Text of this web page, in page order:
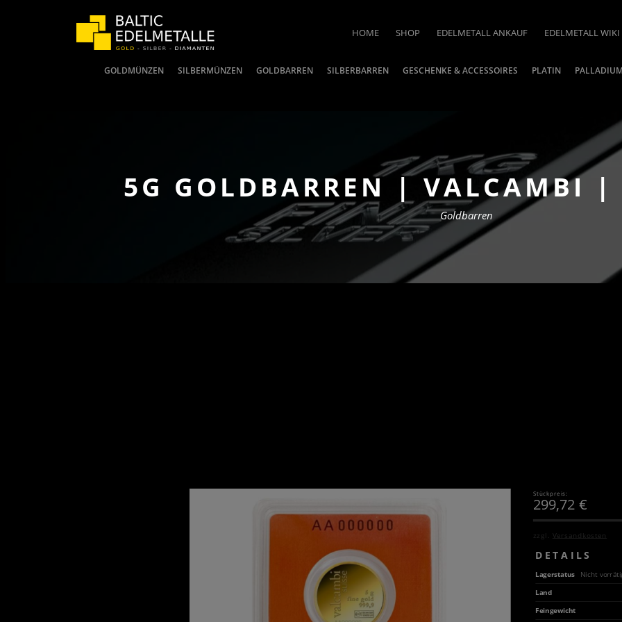
HOME SHOP EDELMETALL ANKAUF EDELMETALL WIKI
GOLDMÜNZEN SILBERMÜNZEN GOLDBARREN SILBERBARREN GESCHENKE & ACCESSOIRES PLATIN
5G GOLDBARREN | VALCAMBI |
Goldbarren
Stückpreis:
299,72 €
zzgl. Versandkosten
DETAILS
Lagerstatus Nicht
Land
Feingewicht